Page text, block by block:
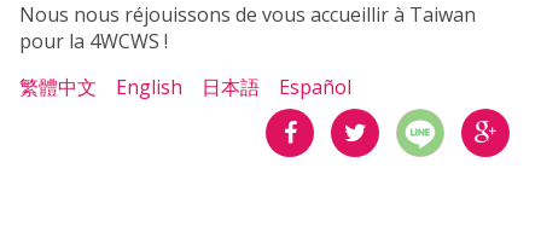
Nous nous réjouissons de vous accueillir à Taiwan
pour la 4WCWS !
繁體中文
English 日本語 Español